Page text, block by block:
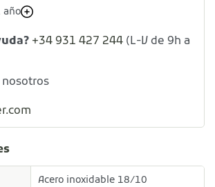
año
+34 931 427 244 (L-V de 9h a
nosotros
Acero inoxidable 18/10